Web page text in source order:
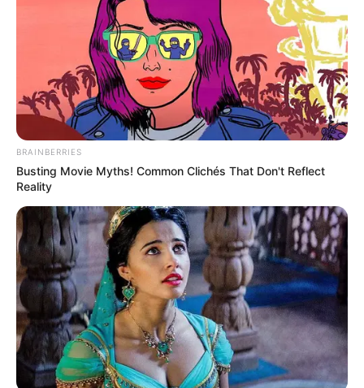
BRAINBERRIES
Busting Movie Myths! Common Clichés That Don't Reflect
Reality